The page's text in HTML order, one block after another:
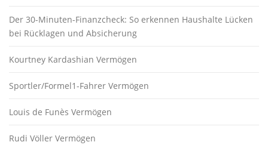
Der 30-Minuten-Finanzcheck: So erkennen Haushalte Lücken
bei Rücklagen und Absicherung
Kourtney Kardashian Vermögen
Sportler/Formel1-Fahrer Vermögen
Louis de Funès Vermögen
Rudi Völler Vermögen